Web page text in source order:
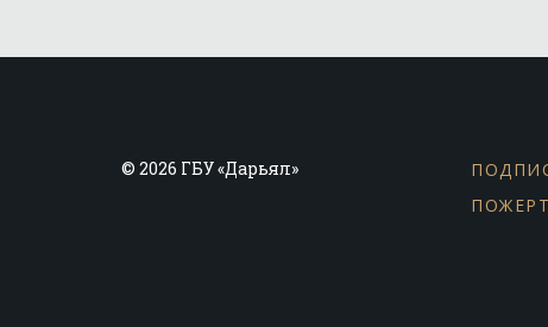
© 2026 ГБУ «Дарьял»